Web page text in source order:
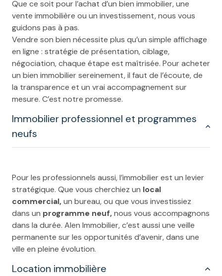
Que ce soit pour l’achat d’un bien immobilier, une
vente immobilière ou un investissement, nous vous
guidons pas à pas.
Vendre son bien nécessite plus qu’un simple affichage
en ligne : stratégie de présentation, ciblage,
négociation, chaque étape est maîtrisée. Pour acheter
un bien immobilier sereinement, il faut de l’écoute, de
la transparence et un vrai accompagnement sur
mesure. C’est notre promesse.
Immobilier professionnel et programmes
neufs
Pour les professionnels aussi, l’immobilier est un levier
stratégique. Que vous cherchiez un local
commercial,un bureau, ou que vous investissiez
dans un programme neuf,nous vous accompagnons
dans la durée. Alen Immobilier, c’est aussi une veille
permanente sur les opportunités d’avenir, dans une
ville en pleine évolution.
Location immobilière